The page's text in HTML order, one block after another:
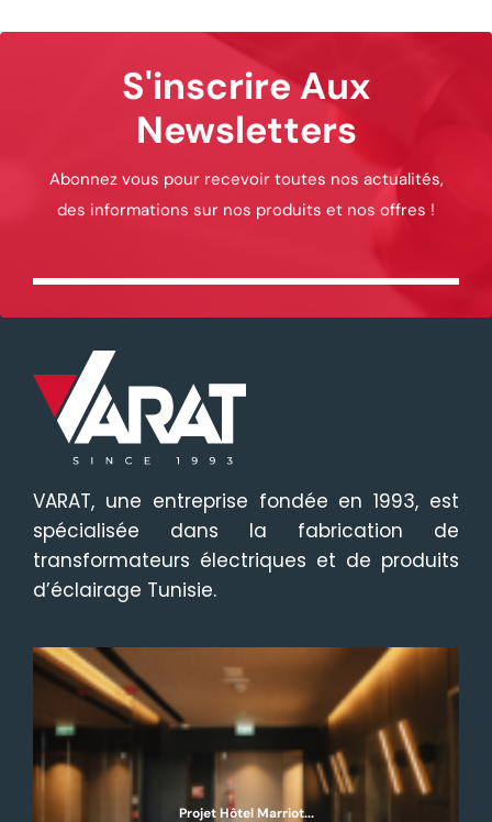
S'inscrire Aux
Newsletters
Abonnez vous pour recevoir toutes nos actualités,
des informations sur nos produits et nos offres !
VARAT, une entreprise fondée en 1993, est
spécialisée dans la fabrication de
transformateurs électriques et de produits
d’éclairage Tunisie.
Projet Hôtel Marriot...